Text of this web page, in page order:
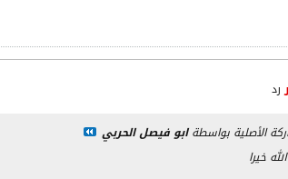
رد
الأصلية بواسطةابو فيصل الحربي
خيرا